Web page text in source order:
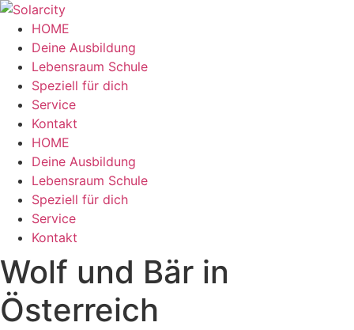
Zum
Inhalt
wechseln
HOME
Deine Ausbildung
Lebensraum Schule
Speziell für dich
Service
Kontakt
Menü HOME
Deine Ausbildung
Lebensraum Schule
Speziell für dich
Service
Kontakt
Wolf und Bär in
Österreich